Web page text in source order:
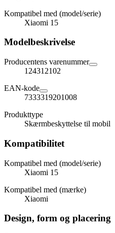
Kompatibel med (model/serie)
Xiaomi 15
Modelbeskrivelse
Producentens varenummer
124312102
EAN-kode
7333319201008
Produkttype
Skærmbeskyttelse til mobil
Kompatibilitet
Kompatibel med (model/serie)
Xiaomi 15
Kompatibel med (mærke)
Xiaomi
Design, form og placering